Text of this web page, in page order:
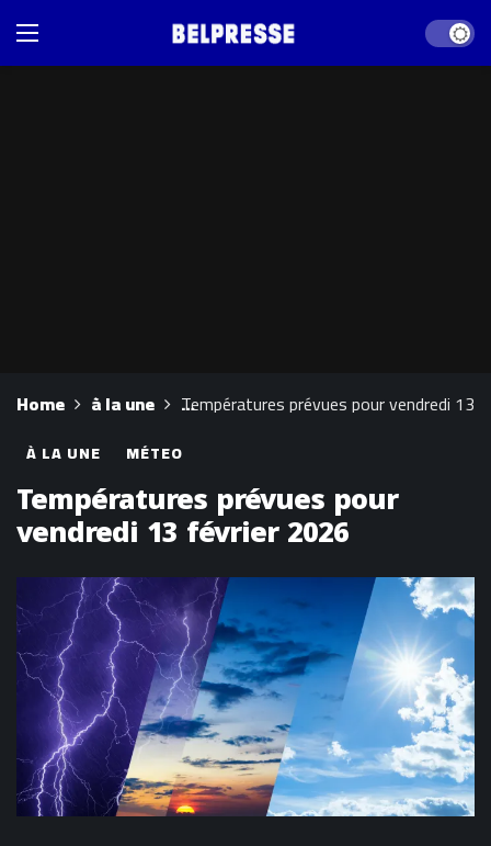
Dark
Home à la une Températures prévues pour vendredi 13
À LA UNE MÉTEO
Températures prévues pour
vendredi 13 février 2026